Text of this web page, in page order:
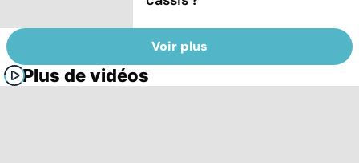
Voir plus
Plus de vidéos